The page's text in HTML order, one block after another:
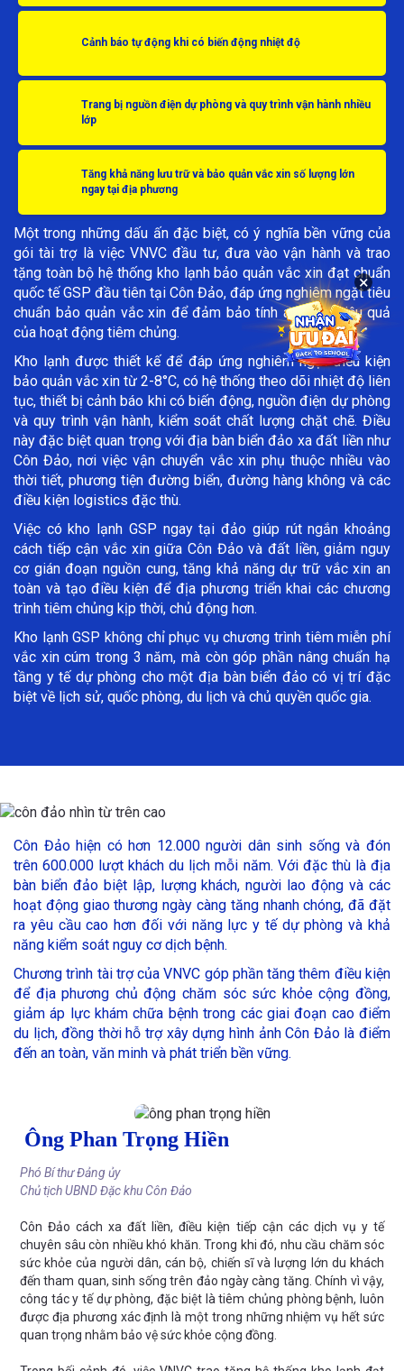
Cảnh báo tự động khi có biến động nhiệt độ
Trang bị nguồn điện dự phòng và quy trình vận hành nhiều
lớp
Tăng khả năng lưu trữ và bảo quản vắc xin số lượng lớn
ngay tại địa phương
Một trong những dấu ấn đặc biệt, có ý nghĩa bền vững của
gói tài trợ là việc VNVC đầu tư, đưa vào vận hành và trao
tặng toàn bộ hệ thống kho lạnh bảo quản vắc xin đạt chuẩn
quốc tế GSP đầu tiên tại Côn Đảo, đáp ứng nghiêm ngặt tiêu
chuẩn bảo quản vắc xin để đảm bảo tính an toàn, hiệu quả
của hoạt động tiêm chủng.
Kho lạnh được thiết kế để đáp ứng nghiêm ngặt điều kiện
bảo quản vắc xin từ 2-8°C, có hệ thống theo dõi nhiệt độ liên
tục, thiết bị cảnh báo khi có biến động, nguồn điện dự phòng
và quy trình vận hành, kiểm soát chất lượng chặt chẽ. Điều
này đặc biệt quan trọng với địa bàn biển đảo xa đất liền như
Côn Đảo, nơi việc vận chuyển vắc xin phụ thuộc nhiều vào
thời tiết, phương tiện đường biển, đường hàng không và các
điều kiện logistics đặc thù.
Việc có kho lạnh GSP ngay tại đảo giúp rút ngắn khoảng
cách tiếp cận vắc xin giữa Côn Đảo và đất liền, giảm nguy
cơ gián đoạn nguồn cung, tăng khả năng dự trữ vắc xin an
toàn và tạo điều kiện để địa phương triển khai các chương
trình tiêm chủng kịp thời, chủ động hơn.
Kho lạnh GSP không chỉ phục vụ chương trình tiêm miễn phí
vắc xin cúm trong 3 năm, mà còn góp phần nâng chuẩn hạ
tầng y tế dự phòng cho một địa bàn biển đảo có vị trí đặc
biệt về lịch sử, quốc phòng, du lịch và chủ quyền quốc gia.
Côn Đảo hiện có hơn 12.000 người dân sinh sống và đón
trên 600.000 lượt khách du lịch mỗi năm. Với đặc thù là địa
bàn biển đảo biệt lập, lượng khách, người lao động và các
hoạt động giao thương ngày càng tăng nhanh chóng, đã đặt
ra yêu cầu cao hơn đối với năng lực y tế dự phòng và khả
năng kiểm soát nguy cơ dịch bệnh.
Chương trình tài trợ của VNVC góp phần tăng thêm điều kiện
để địa phương chủ động chăm sóc sức khỏe cộng đồng,
giảm áp lực khám chữa bệnh trong các giai đoạn cao điểm
du lịch, đồng thời hỗ trợ xây dựng hình ảnh Côn Đảo là điểm
đến an toàn, văn minh và phát triển bền vững.
Ông Phan Trọng Hiền
Phó Bí thư Đảng ủy
Chủ tịch UBND Đặc khu Côn Đảo
Côn Đảo cách xa đất liền, điều kiện tiếp cận các dịch vụ y tế
chuyên sâu còn nhiều khó khăn. Trong khi đó, nhu cầu chăm sóc
sức khỏe của người dân, cán bộ, chiến sĩ và lượng lớn du khách
đến tham quan, sinh sống trên đảo ngày càng tăng. Chính vì vậy,
công tác y tế dự phòng, đặc biệt là tiêm chủng phòng bệnh, luôn
được địa phương xác định là một trong những nhiệm vụ hết sức
quan trọng nhằm bảo vệ sức khỏe cộng đồng.
×